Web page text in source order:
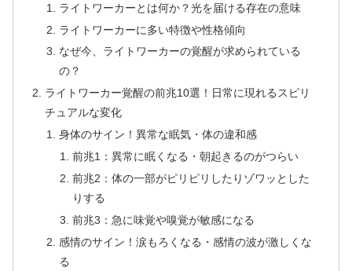
ライトワーカーとは何か？光を届ける存在の意味
ライトワーカーに多い特徴や性格傾向
なぜ今、ライトワーカーの覚醒が求められている
の？
ライトワーカー覚醒の前兆10選！日常に現れるスピリ
チュアルな変化
身体のサイン！異常な眠気・体の違和感
前兆1：異常に眠くなる・朝起きるのがつらい
前兆2：体の一部がピリピリしたりゾワッとした
りする
前兆3：急に味覚や嗅覚が敏感になる
感情のサイン！涙もろくなる・感情の波が激しくな
る